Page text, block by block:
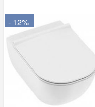
- 12%